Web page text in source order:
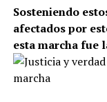
Sosteniendo
afectados por
esta marcha fue